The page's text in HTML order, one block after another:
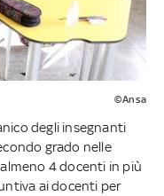
©Ansa
degli insegnanti
grado nelle
4 docenti in più
ai docenti per